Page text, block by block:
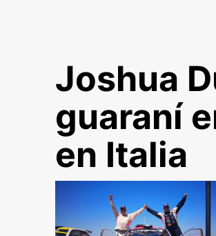
Joshua
guaraní
en Italia